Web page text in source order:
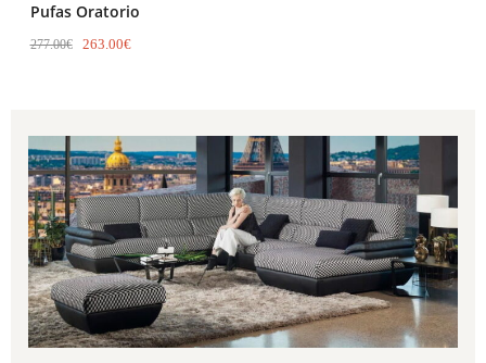
Pufas Oratorio
277.00€ 263.00€